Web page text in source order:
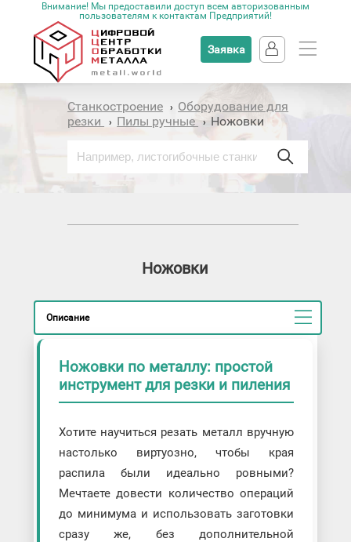
Внимание! Мы предоставили доступ всем авторизованным
пользователям к контактам Предприятий!
Заявка
Станкостроение › Оборудование для
резки
› Пилы ручные › Ножовки
Ножовки
Описание
Ножовки по металлу: простой
инструмент для резки и пиления
Хотите научиться резать металл вручную
настолько виртуозно, чтобы края
распила были идеально ровными?
Мечтаете довести количество операций
до минимума и использовать заготовки
сразу же, без дополнительной